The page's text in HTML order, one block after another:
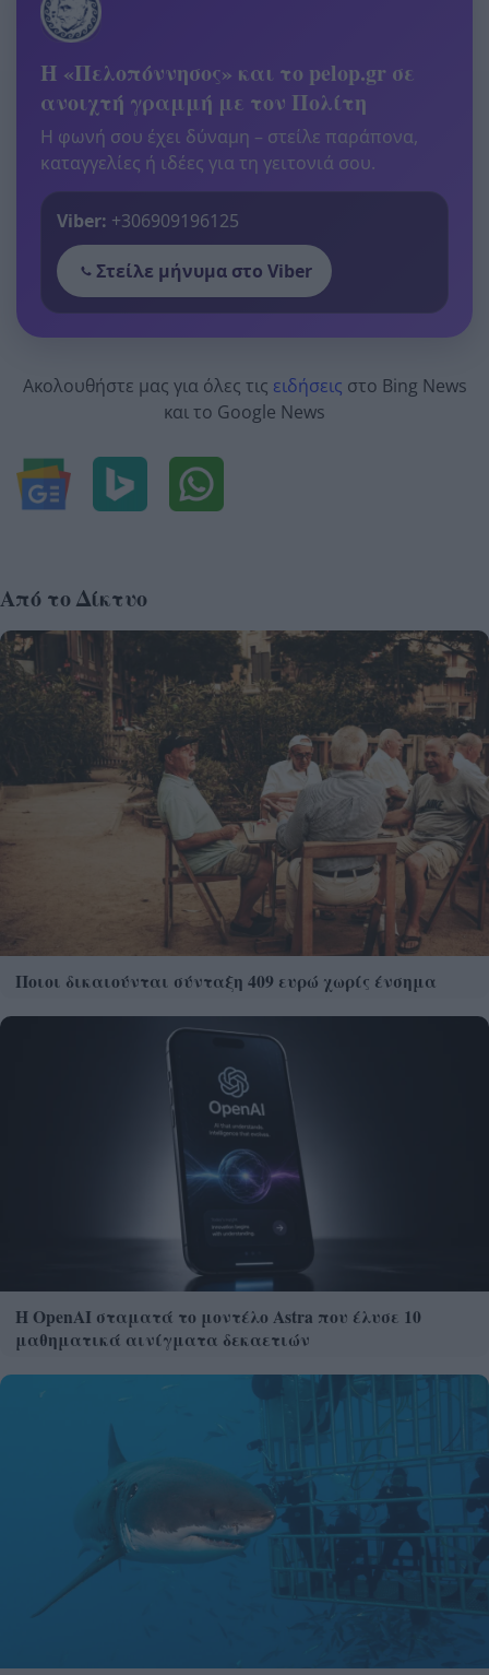
Η «Πελοπόννησος» και το pelop.gr σε
ανοιχτή γραμμή με τον Πολίτη
Η φωνή σου έχει δύναμη – στείλε παράπονα,
καταγγελίες ή ιδέες για τη γειτονιά σου.
Viber: +306909196125
Στείλε μήνυμα στο Viber
Ακολουθήστε μας για όλες τις ειδήσεις στο Bing News
και το Google News
Από το Δίκτυο
Ποιοι δικαιούνται σύνταξη 409 ευρώ χωρίς ένσημα
Η OpenAI σταματά το μοντέλο Astra που έλυσε 10
μαθηματικά αινίγματα δεκαετιών